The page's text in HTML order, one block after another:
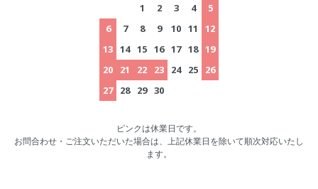
1
2 3 4
5
6
7 8 9 10 11
12
13 14 15 16 17 18 19
20
21 22 23 24 25
26
27
28 29 30
ピンクは休業日です。
お問合わせ・ご注文いただいた場合は、上記休業日を除いて順次対応いたし
ます。